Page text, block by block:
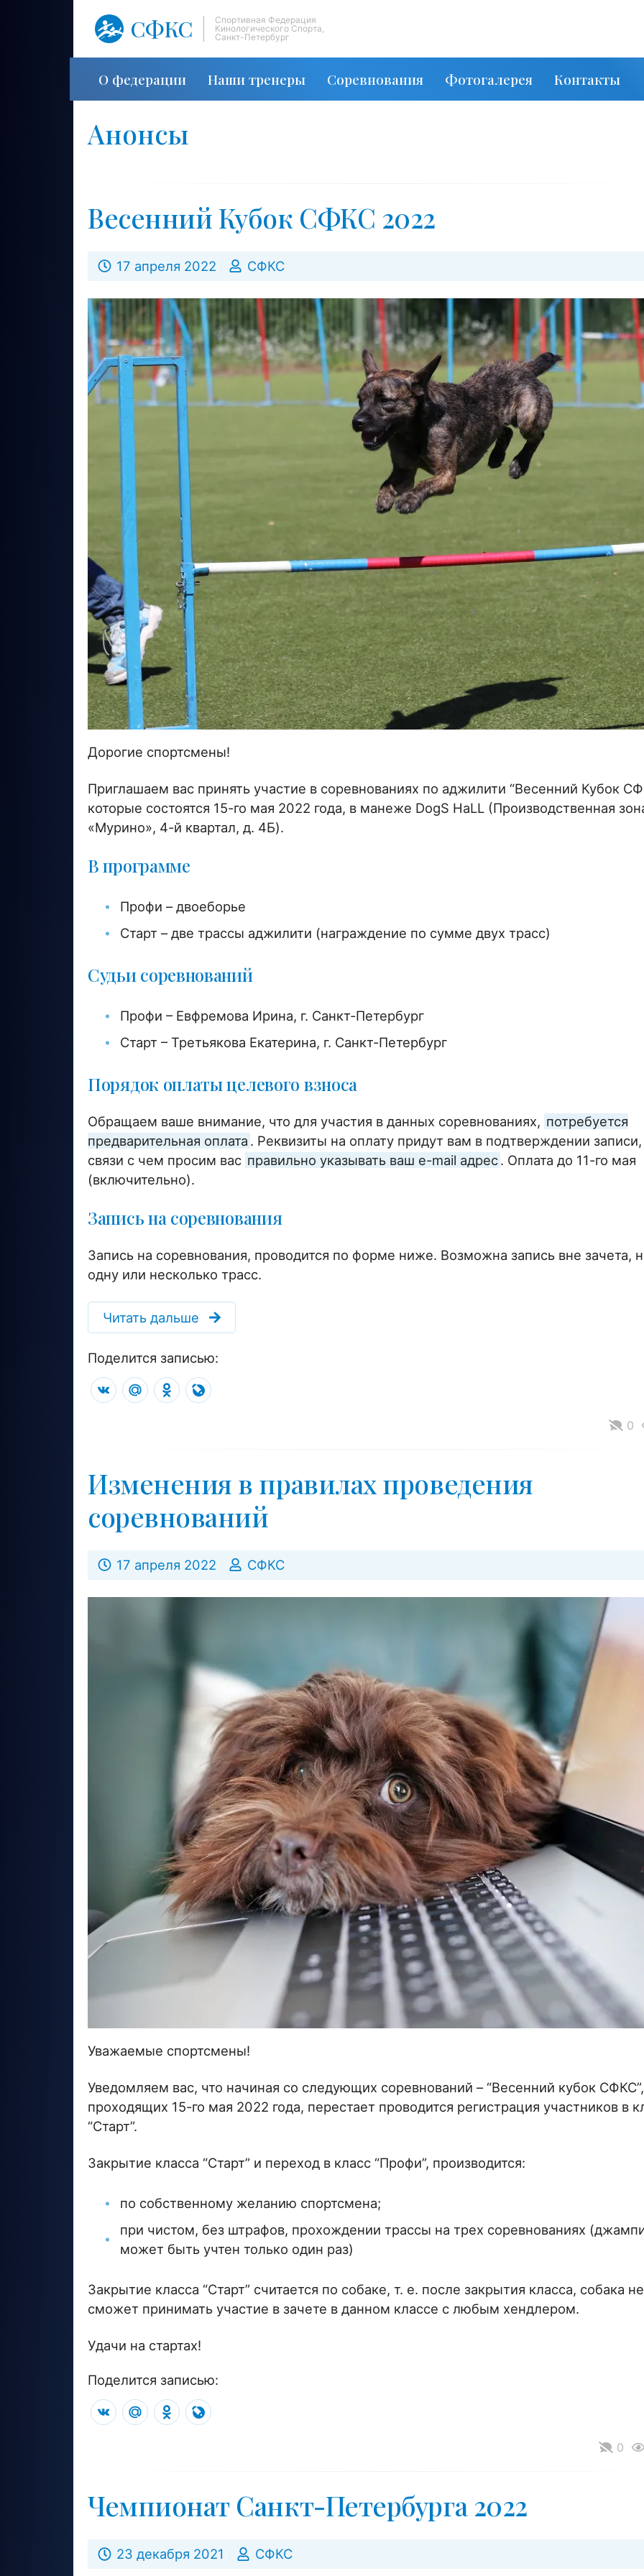
СФКС
Спортивная Федерация
Кинологического Спорта,
Санкт-Петербург
О федерации Наши тренеры Соревнования Фотогалерея Контакты
Анонсы
Весенний Кубок СФКС 2022
17 апреля 2022 СФКС
Дорогие спортсмены!
Приглашаем вас принять участие в соревнованиях по аджилити “Весенний Кубок
которые состоятся 15-го мая 2022 года, в манеже DogS HaLL (Производственная
«Мурино», 4-й квартал, д. 4Б).
В программе
Профи – двоеборье
Старт – две трассы аджилити (награждение по сумме двух трасс)
Судьи соревнований
Профи – Евфремова Ирина, г. Санкт-Петербург
Старт – Третьякова Екатерина, г. Санкт-Петербург
Порядок оплаты целевого взноса
Обращаем ваше внимание, что для участия в данных соревнованиях, потребуется
предварительная оплата . Реквизиты на оплату придут вам в подтверждении записи,
связи с чем просим вас правильно указывать ваш e-mail адрес. Оплата до 11-го мая
(включительно).
Запись на соревнования
Запись на соревнования, проводится по форме ниже. Возможна запись вне зачета,
одну или несколько трасс.
Читать дальше
Поделится записью:
VK Mail.RuOdnoklassniki
0
Изменения в правилах проведения
соревнований
17 апреля 2022 СФКС
Уважаемые спортсмены!
Уведомляем вас, что начиная со следующих соревнований – “Весенний кубок СФКС”,
проходящих 15-го мая 2022 года, перестает проводится регистрация участников в
“Старт”.
Закрытие класса “Старт” и переход в класс “Профи”, производится:
по собственному желанию спортсмена;
при чистом, без штрафов, прохождении трассы на трех соревнованиях
может быть учтен только один раз)
Закрытие класса “Старт” считается по собаке, т. е. после закрытия класса, собака не
сможет принимать участие в зачете в данном классе с любым хендлером.
Удачи на стартах!
Поделится записью:
VK Mail.RuOdnoklassniki
0
Чемпионат Санкт-Петербурга 2022
23 декабря 2021 СФКС